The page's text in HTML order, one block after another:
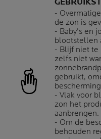
-
de zon is
- Baby's en
blootstellen
- Blijf niet te
zelfs niet
gebruikt,
- Vlak voor
zon het
aanbrengen.
- Om de
behouden